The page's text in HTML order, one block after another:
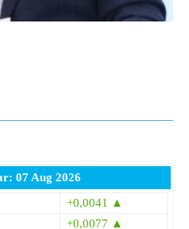
07 Aug 2026
+0,0041 ▲
+0,0077 ▲